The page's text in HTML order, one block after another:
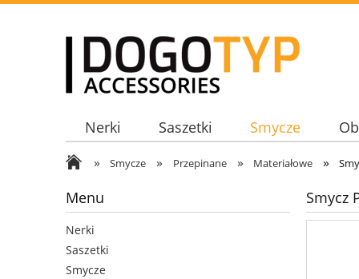
Nerki Saszetki Smycze
» Smycze » Przepinane » Materiałowe »
Menu
Nerki
Saszetki
Smycze
Smycz